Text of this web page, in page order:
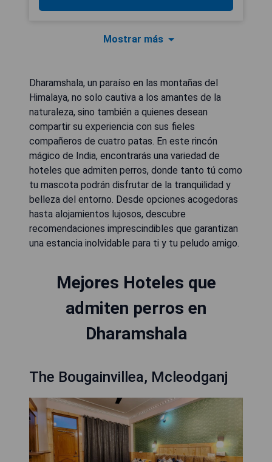
Mostrar más
Dharamshala, un paraíso en las montañas del
Himalaya, no solo cautiva a los amantes de la
naturaleza, sino también a quienes desean
compartir su experiencia con sus fieles
compañeros de cuatro patas. En este rincón
mágico de India, encontrarás una variedad de
hoteles que admiten perros, donde tanto tú como
tu mascota podrán disfrutar de la tranquilidad y
belleza del entorno. Desde opciones acogedoras
hasta alojamientos lujosos, descubre
recomendaciones imprescindibles que garantizan
una estancia inolvidable para ti y tu peludo amigo.
Mejores Hoteles que
admiten perros en
Dharamshala
The Bougainvillea, Mcleodganj